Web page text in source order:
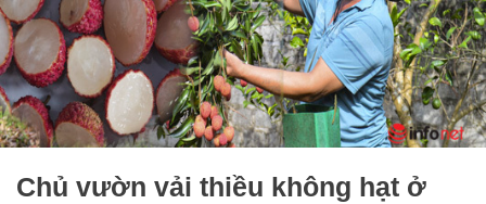
Chủ vườn vải thiều không hạt ở